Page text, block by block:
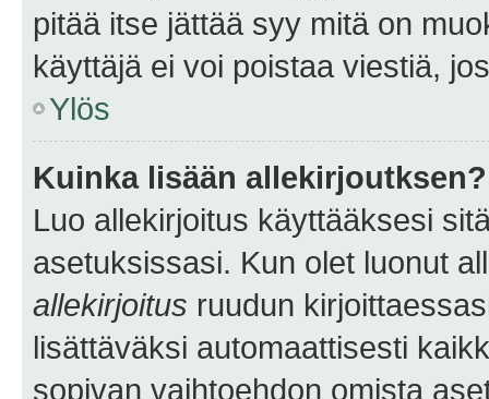
pitää itse jättää syy mitä on
käyttäjä ei voi poistaa viestiä,
Ylös
Kuinka lisään allekirjoutksen?
Luo allekirjoitus käyttääksesi
asetuksissasi. Kun olet luonut
allekirjoitus ruudun
lisättäväksi automaattisesti
sopivan vaihtoehdon omista